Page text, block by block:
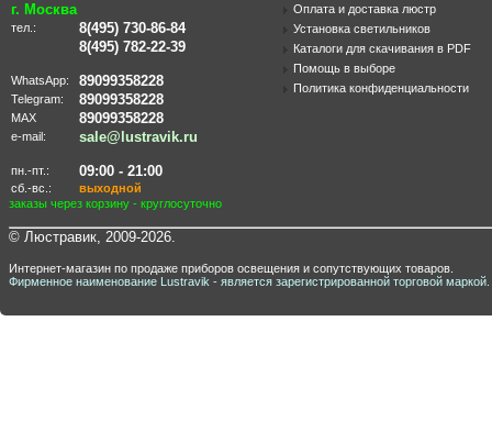
г. Москва
тел.:
8(495) 730-86-84
8(495) 782-22-39
WhatsApp: 89099358228
Telegram: 89099358228
MAX 89099358228
e-mail: sale@lustravik.ru
пн.-пт.: 09:00 - 21:00
сб.-вс.:
выходной
заказы через корзину - круглосуточно
Оплата и доставка люстр
Установка светильников
Каталоги для скачивания в PDF
Помощь в выборе
Политика конфиденциальности
© Люстравик, 2009-2026.
Интернет-магазин по продаже приборов освещения и сопутствующих товаров.
Фирменное наименование Lustravik - является зарегистрированной торговой